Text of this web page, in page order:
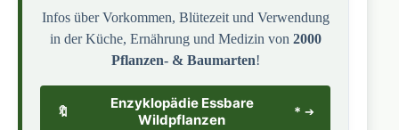
Infos über Vorkommen, Blütezeit und Verwendung
in der Küche, Ernährung und Medizin von 2000
Pflanzen- & Baumarten!
🔖
Enzyklopädie Essbare
Wildpflanzen
*